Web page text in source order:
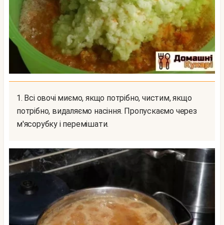
1. Всі овочі миємо, якщо потрібно, чистим, якщо
потрібно, видаляємо насіння. Пропускаємо через
м'ясорубку і перемішати.